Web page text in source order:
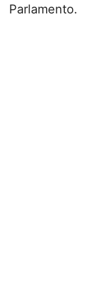
Parlamento.